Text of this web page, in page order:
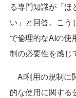
る専門知識が「ほ
い」と回答。こう
で倫理的なAIの使
制の必要性を感じ
AI利用の規制に
的な使用に関する